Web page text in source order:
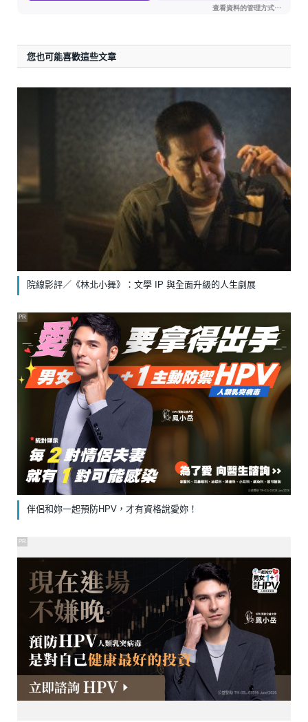
您也可能喜歡這些文章
院線影評／《林北小舞》：文學 IP 與全面升級的人生劇展
伴侶和妳一起預防HPV，才有資格說愛妳！
PR
PR